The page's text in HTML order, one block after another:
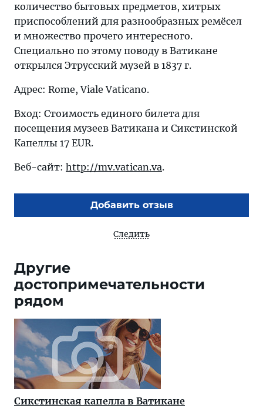
количество бытовых предметов, хитрых
приспособлений для разнообразных ремёсел
и множество прочего интересного.
Специально по этому поводу в Ватикане
открылся Этрусский музей в 1837 г.
Адрес: Rome, Viale Vaticano.
Вход: Cтоимость единого билета для
посещения музеев Ватикана и Сикстинской
Капеллы 17 EUR.
Веб-сайт: http://mv.vatican.va.
Добавить отзыв
Следить
Другие
достопримечательности
рядом
Сикстинская капелла в Ватикане